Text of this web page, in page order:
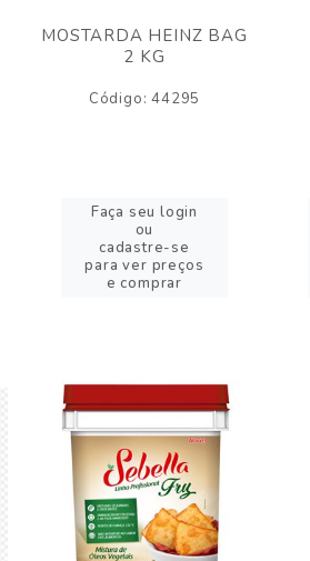
MOSTARDA HEINZ BAG
2 KG
Código: 44295
Faça seu login
ou
cadastre-se
para ver preços
e comprar